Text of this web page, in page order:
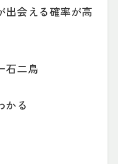
出会える確率が高
石二鳥
かる